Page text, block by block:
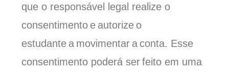
que o responsável legal realize o
consentimento e autorize o
estudante a movimentar a conta. Esse
consentimento poderá ser feito em uma